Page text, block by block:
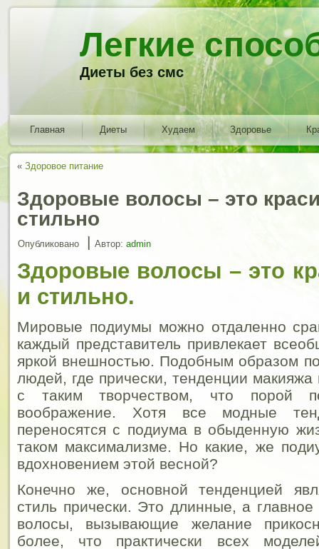
Легкие
Диеты без смс
Главная Диеты Худаем Здоровье
« Здоровое питание
Здоровые волосы – это
стильно
Опубликовано | Автор: admin
Здоровые волосы – это
и стильно.
Мировые подиумы можно отдаленно
каждый представитель привлекает
яркой внешностью. Подобным образом
людей, где прически, тенденции
с таким творчеством, что порой
воображение. Хотя все модные
переносятся с подиума в обыденную
таком максимализме. Но какие, же
вдохновением этой весной?
Конечно же, основной тенденцией
стиль прически. Это длинные, а
волосы, вызывающие желание
более, что практически всех